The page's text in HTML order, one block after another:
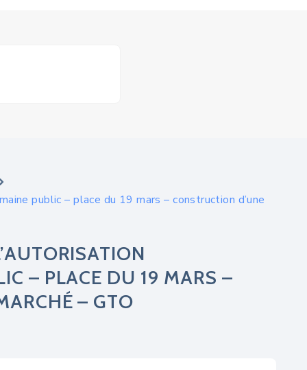
public – place du 19 mars – construction d’une
– PLACE DU 19 MARS –
– GTO